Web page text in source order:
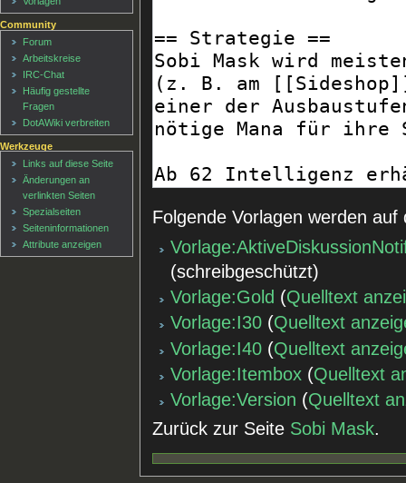
Folgende Vorlagen werden
(schreibgeschützt)
Vorlage:Gold (Quelltext
Vorlage:I30 (Quelltext
Vorlage:I40 (Quelltext
Vorlage:Itembox (Quelltext
Vorlage:Version (Quelltext
Zurück zur Seite Sobi Mask.
Community
Forum
Arbeitskreise
IRC-Chat
Häufig gestellte
Fragen
DotAWiki verbreiten
Werkzeuge
Links auf diese Seite
Änderungen an
verlinkten Seiten
Spezialseiten
Seiten­informationen
Attribute anzeigen